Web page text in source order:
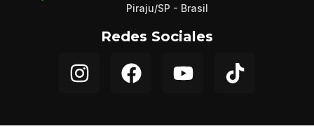
Piraju/SP - Brasil
Redes Sociales